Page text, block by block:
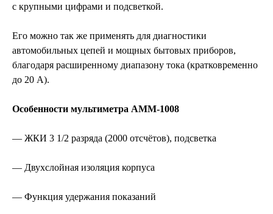
с крупными цифрами и подсветкой.
Его можно так же применять для диагностики
автомобильных цепей и мощных бытовых приборов,
благодаря расширенному диапазону тока (кратковременно
до 20 А).
Особенности мультиметра АММ-1008
— ЖКИ 3 1/2 разряда (2000 отсчётов), подсветка
— Двухслойная изоляция корпуса
— Функция удержания показаний